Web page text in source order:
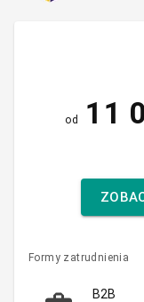
od 11
Formy zatrudnienia
B2B